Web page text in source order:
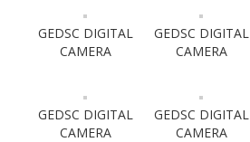
GEDSC DIGITAL
CAMERA
GEDSC DIGITAL
CAMERA
GEDSC DIGITAL
CAMERA
GEDSC DIGITAL
CAMERA